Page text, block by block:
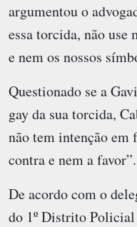
argumentou o
essa torcida, não use
e nem os nossos
Questionado se a
gay da sua torcida,
não tem intenção em
contra e nem a favor”.
De acordo com o
do 1º Distrito Policial